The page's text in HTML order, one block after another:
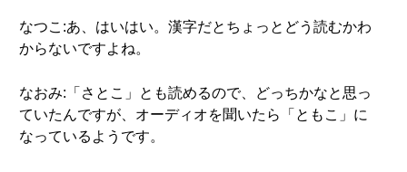
なつこ:あ、はいはい。漢字だとちょっとどう読むかわ
からないですよね。
なおみ:「さとこ」とも読めるので、どっちかなと思っ
ていたんですが、オーディオを聞いたら「ともこ」に
なっているようです。